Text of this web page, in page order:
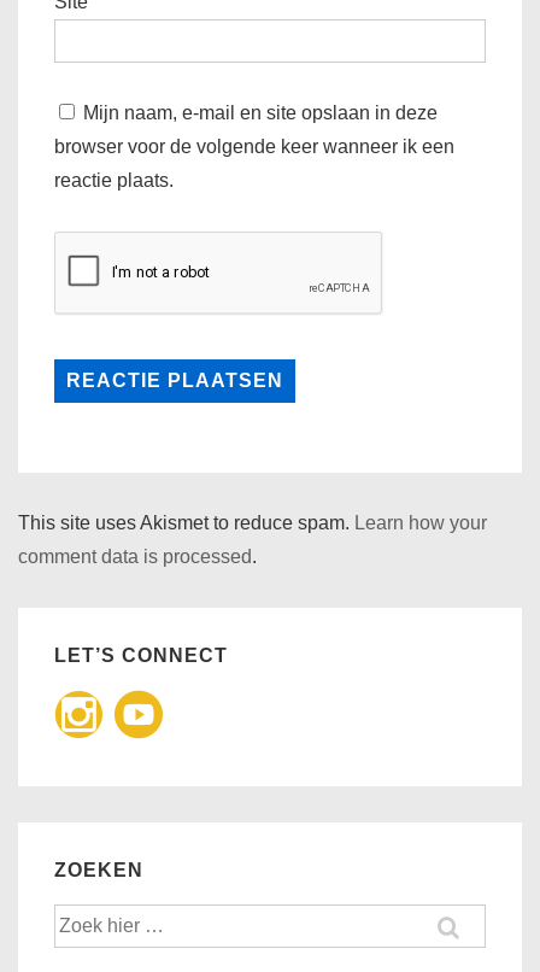
Mijn naam, e-mail en site opslaan in deze
browser voor de volgende keer wanneer ik een
reactie plaats.
This site uses Akismet to reduce spam. Learn how your
comment data is processed.
LET’S CONNECT
ZOEKEN
Zoek
naar: